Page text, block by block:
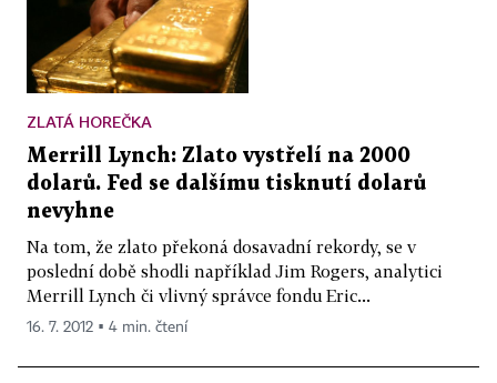
ZLATÁ HOREČKA
Merrill Lynch: Zlato vystřelí na 2000
dolarů. Fed se dalšímu tisknutí dolarů
nevyhne
Na tom, že zlato překoná dosavadní rekordy, se v
poslední době shodli například Jim Rogers, analytici
Merrill Lynch či vlivný správce fondu Eric...
16. 7. 2012 ▪ 4 min. čtení